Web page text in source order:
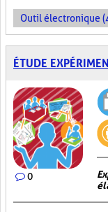
Outil électronique
ÉTUDE
0